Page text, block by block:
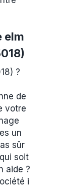
elm
?
de
votre
un
sûr
soit
aide ?
i